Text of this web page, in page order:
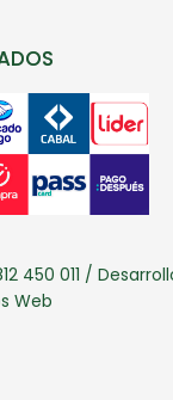
450 011 /
Web